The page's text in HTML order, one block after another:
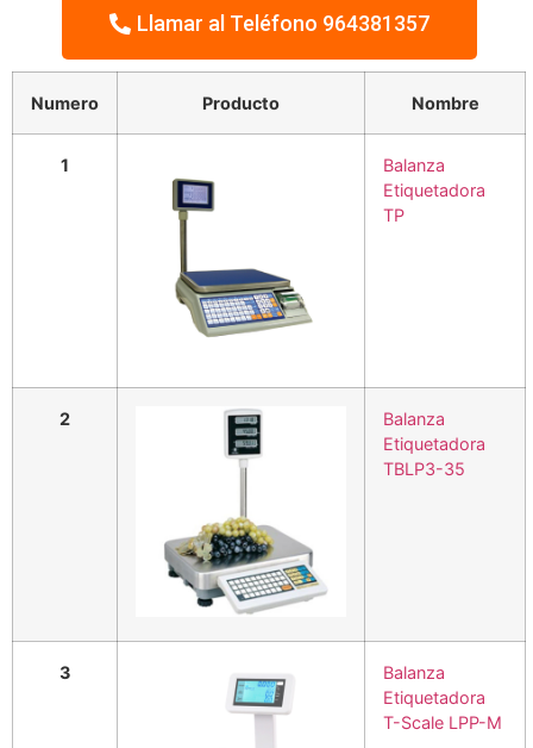
Llamar al Teléfono 964381357
Numero Producto Nombre
1
Balanza
Etiquetadora
TP
2
Balanza
Etiquetadora
TBLP3-35
3
Balanza
Etiquetadora
T-Scale LPP-M